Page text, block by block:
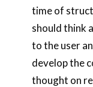
time of
should think
to the user
develop the
thought on